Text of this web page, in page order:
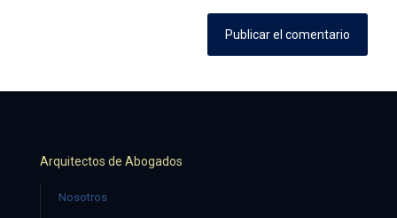
Arquitectos de Abogados
Nosotros